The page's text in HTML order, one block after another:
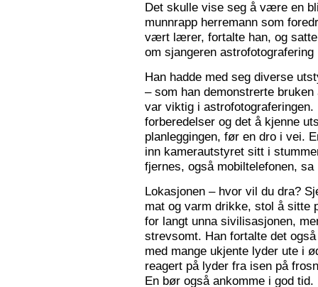
Det skulle vise seg å være en
munnrapp herremann som
vært lærer, fortalte han, og
om sjangeren astrofotografering
Han hadde med seg diverse
– som han demonstrerte
var viktig i
forberedelser og det å kjenne
planleggingen, før en dro i vei.
inn kamerautstyret sitt i
fjernes, også mobiltelefonen, sa
Lokasjonen – hvor vil du dra?
mat og varm drikke, stol å
for langt unna sivilisasjonen,
strevsomt. Han fortalte det
med mange ukjente lyder ute i
reagert på lyder fra isen på
En bør også ankomme i god